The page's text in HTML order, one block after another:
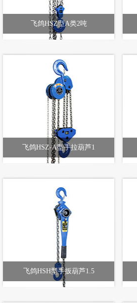
飞鸽HSZ型A类2吨
飞鸽HSZ-A型手拉葫芦1
飞鸽HSH型手扳葫芦1.5